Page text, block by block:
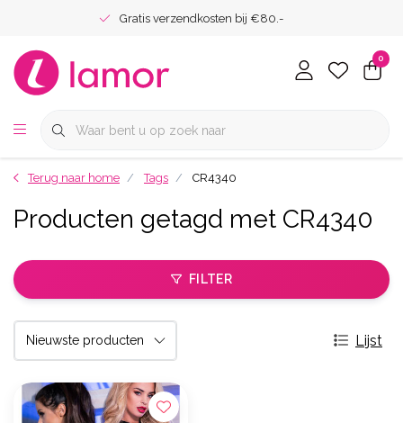
Gratis verzendkosten bij €80.-
0
Terug naar home Tags CR4340
Producten getagd met CR4340
FILTER
Lijst